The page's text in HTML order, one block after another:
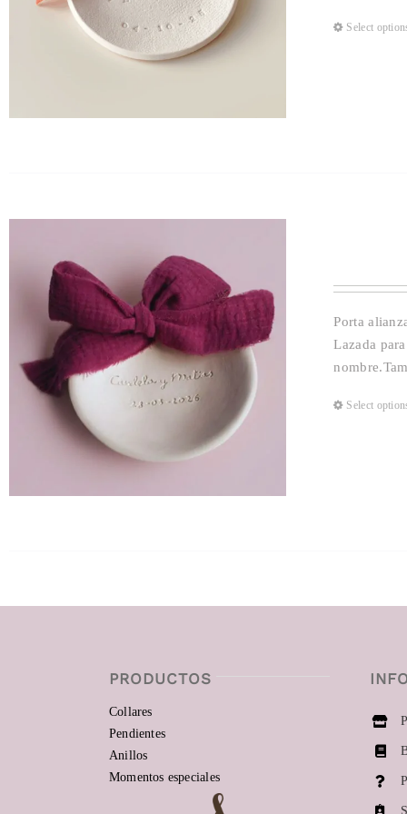
Select
Porta
Lazada
Select
PRODUCTOS
Collares
Pendientes
Anillos
Momentos especiales